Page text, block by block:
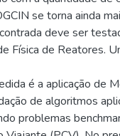
se torna ainda
deve ser
Física de Reatores.
é a aplicação de
de algoritmos
problemas